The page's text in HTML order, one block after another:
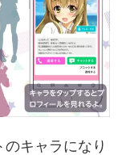
キャラになり